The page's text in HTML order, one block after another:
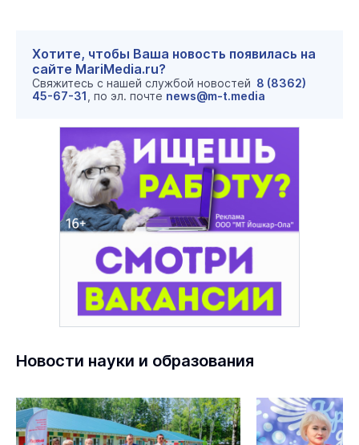
Хотите, чтобы Ваша новость появилась на
сайте MariMedia.ru?
Свяжитесь с нашей службой новостей 8 (8362)
45-67-31 , по эл. почте news@m-t.media
Новости науки и образования